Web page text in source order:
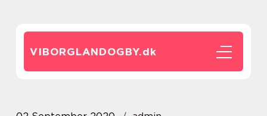
VIBORGLANDOGBY.dk